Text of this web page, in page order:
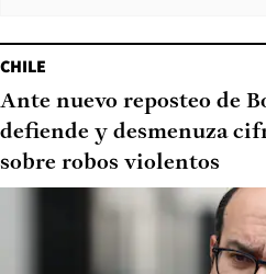
CHILE
Ante nuevo reposteo de
defiende y desmenuza
sobre robos violentos